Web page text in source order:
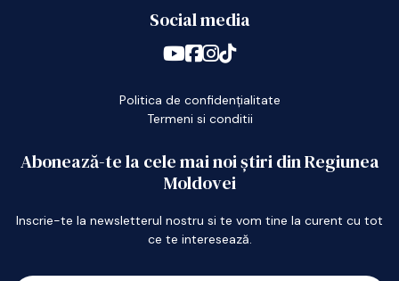
Social media
Politica de confidențialitate
Termeni si conditii
Abonează-te la cele mai noi știri din Regiunea
Moldovei
Inscrie-te la newsletterul nostru si te vom tine la curent cu tot
ce te interesează.